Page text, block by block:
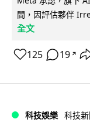
間，因評估夥伴
全文
125 19 ↗
科技娛樂 科技